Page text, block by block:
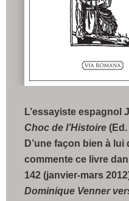
L’essayiste espagnol
Choc de l’Histoire
D’une façon bien à
commente ce livre
142 (janvier-mars
Dominique Venner